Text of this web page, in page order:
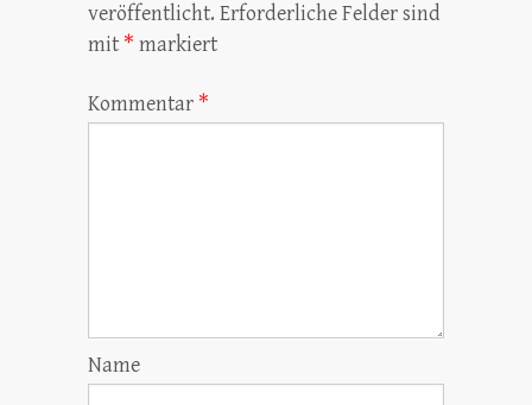
veröffentlicht. Erforderliche Felder sind
mit * markiert
Kommentar *
Name